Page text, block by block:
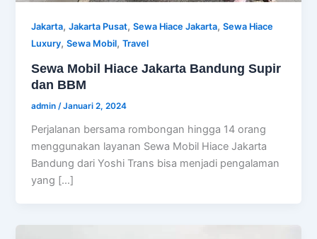
Jakarta,Jakarta Pusat,Sewa Hiace Jakarta,Sewa Hiace
Luxury,Sewa Mobil,Travel
Sewa Mobil Hiace Jakarta Bandung Supir
dan BBM
admin /Januari 2, 2024
Perjalanan bersama rombongan hingga 14 orang
menggunakan layanan Sewa Mobil Hiace Jakarta
Bandung dari Yoshi Trans bisa menjadi pengalaman
yang […]